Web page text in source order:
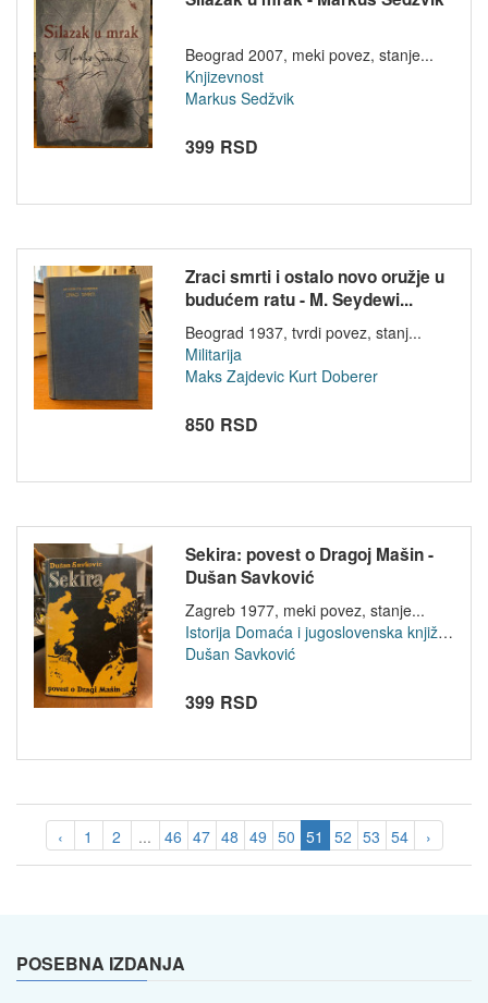
Beograd 2007, meki povez, stanje...
Knjizevnost
Markus Sedžvik
399 RSD
Zraci smrti i ostalo novo oružje u
budućem ratu - M. Seydewi...
Beograd 1937, tvrdi povez, stanj...
Militarija
Maks Zajdevic Kurt Doberer
850 RSD
Sekira: povest o Dragoj Mašin -
Dušan Savković
Zagreb 1977, meki povez, stanje...
Istorija Domaća i jugoslovenska književnost
Dušan Savković
399 RSD
‹ 1 2 ... 46 47 48 49 50 51 52 53 54 ›
POSEBNA IZDANJA